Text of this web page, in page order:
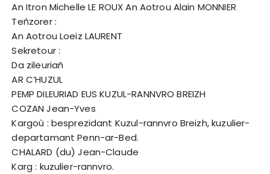
An Itron Michelle LE ROUX An Aotrou Alain MONNIER
Teñzorer :
An Aotrou Loeiz LAURENT
Sekretour :
Da zileuriañ
AR C’HUZUL
PEMP DILEURIAD EUS KUZUL-RANNVRO BREIZH
COZAN Jean-Yves
Kargoù : besprezidant Kuzul-rannvro Breizh, kuzulier-
departamant Penn-ar-Bed.
CHALARD (du) Jean-Claude
Karg : kuzulier-rannvro.